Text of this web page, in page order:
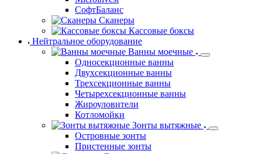
СофтБаланс
Сканеры
Кассовые боксы
Нейтральное оборудование
Ванны моечные
Односекционные ванны
Двухсекционные ванны
Трехсекционные ванны
Четырехсекционные ванны
Жироуловители
Котломойки
Зонты вытяжные
Островные зонты
Пристенные зонты